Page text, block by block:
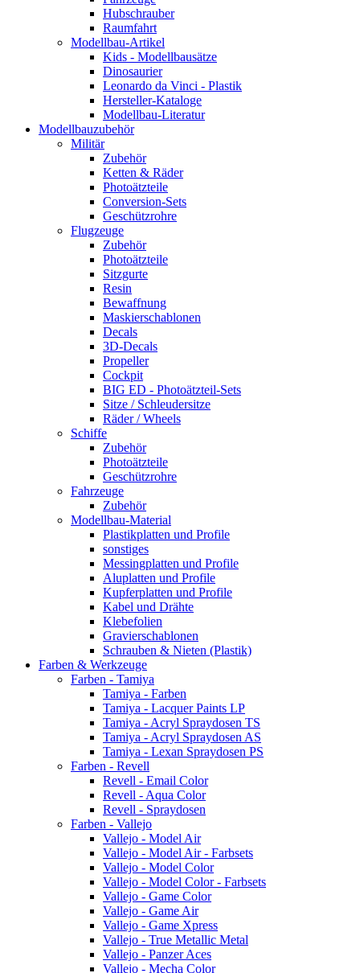
Hubschrauber
Raumfahrt
Modellbau-Artikel
Kids - Modellbausätze
Dinosaurier
Leonardo da Vinci - Plastik
Hersteller-Kataloge
Modellbau-Literatur
Modellbauzubehör
Militär
Zubehör
Ketten & Räder
Photoätzteile
Conversion-Sets
Geschützrohre
Flugzeuge
Zubehör
Photoätzteile
Sitzgurte
Resin
Bewaffnung
Maskierschablonen
Decals
3D-Decals
Propeller
Cockpit
BIG ED - Photoätzteil-Sets
Sitze / Schleudersitze
Räder / Wheels
Schiffe
Zubehör
Photoätzteile
Geschützrohre
Fahrzeuge
Zubehör
Modellbau-Material
Plastikplatten und Profile
sonstiges
Messingplatten und Profile
Aluplatten und Profile
Kupferplatten und Profile
Kabel und Drähte
Klebefolien
Gravierschablonen
Schrauben & Nieten (Plastik)
Farben & Werkzeuge
Farben - Tamiya
Tamiya - Farben
Tamiya - Lacquer Paints LP
Tamiya - Acryl Spraydosen TS
Tamiya - Acryl Spraydosen AS
Tamiya - Lexan Spraydosen PS
Farben - Revell
Revell - Email Color
Revell - Aqua Color
Revell - Spraydosen
Farben - Vallejo
Vallejo - Model Air
Vallejo - Model Air - Farbsets
Vallejo - Model Color
Vallejo - Model Color - Farbsets
Vallejo - Game Color
Vallejo - Game Air
Vallejo - Game Xpress
Vallejo - True Metallic Metal
Vallejo - Panzer Aces
Vallejo - Mecha Color